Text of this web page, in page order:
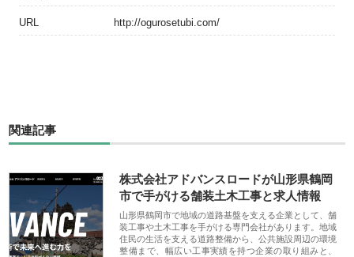
URL http://ogurosetubi.com/
関連記事
株式会社アドバンスロードが山形県鶴岡
市で手がける舗装土木工事と求人情報
山形県鶴岡市で地域の道路基盤を支える企業として、舗
装工事や土木工事を手がける専門会社があります。地域
住民の生活を支える道路整備から、公共施設周辺の環境
整備まで、幅広い工事実績を持つ企業の取り組みと、